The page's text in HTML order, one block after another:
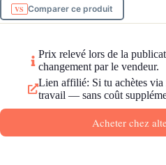
Comparer ce produit
Prix relevé lors de la
changement par le vendeur.
Lien affilié: Si tu achètes via
travail — sans coût
Acheter chez